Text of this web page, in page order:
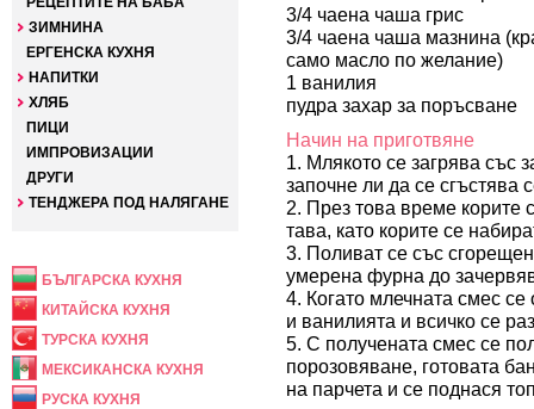
ЗИМНИНА
ЕРГЕНСКА КУХНЯ
НАПИТКИ
ХЛЯБ
ПИЦИ
ИМПРОВИЗАЦИИ
ДРУГИ
ТЕНДЖЕРА ПОД НАЛЯГАНЕ
БЪЛГАРСКА КУХНЯ
КИТАЙСКА КУХНЯ
ТУРСКА КУХНЯ
МЕКСИКАНСКА КУХНЯ
РУСКА КУХНЯ
3/4 чаена чаша грис
3/4 чаена чаша мазнина
само масло по желание)
1 ванилия
пудра захар за поръсване
Начин на приготвяне
1. Млякото се загрява със
започне ли да се сгъстява
2. През това време корите
тава, като корите се
3. Поливат се със
умерена фурна до
4. Когато млечната смес
и ванилията и всичко се
5. С получената смес се
порозовяване, готовата
на парчета и се поднася